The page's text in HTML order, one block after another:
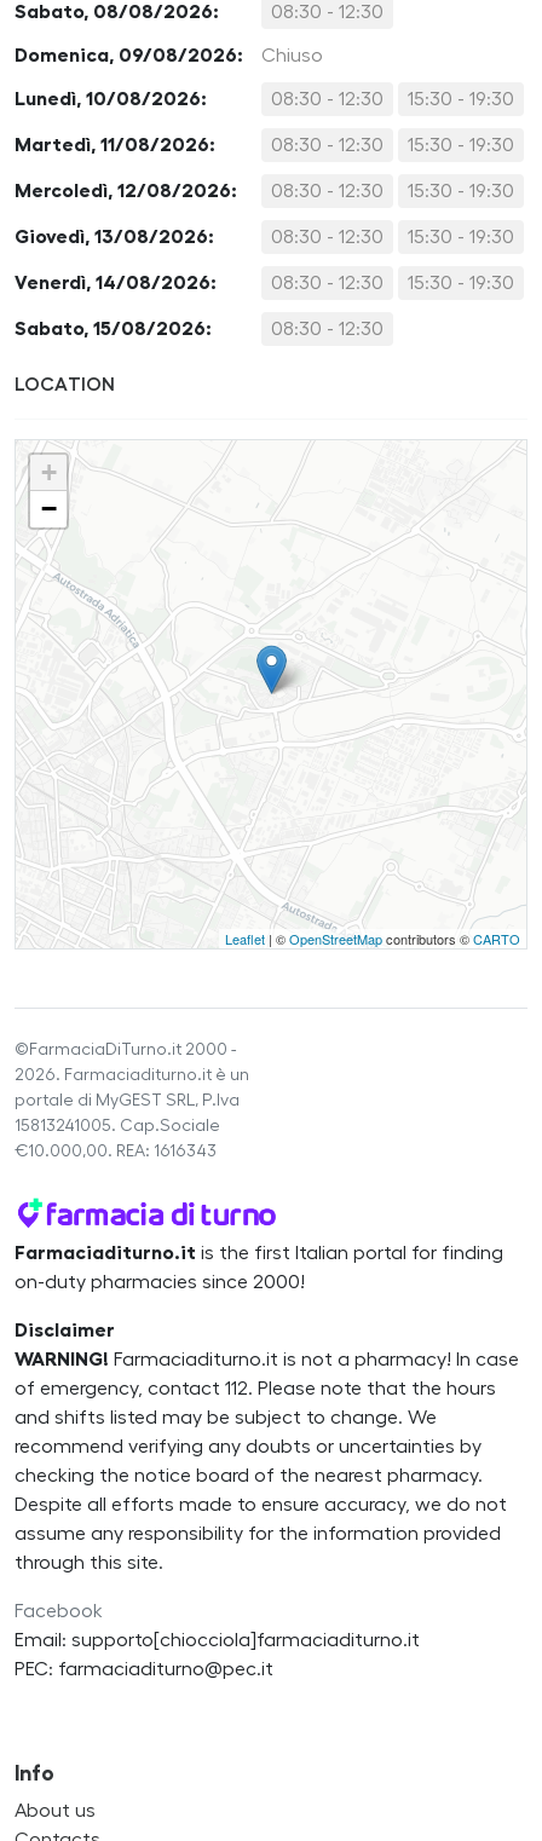
Sabato, 08/08/2026: 08:30 - 12:30
Domenica, 09/08/2026: Chiuso
Lunedì, 10/08/2026: 08:30 - 12:30 15:30 - 19:30
Martedì, 11/08/2026: 08:30 - 12:30 15:30 - 19:30
Mercoledì, 12/08/2026: 08:30 - 12:30 15:30 - 19:30
Giovedì, 13/08/2026: 08:30 - 12:30 15:30 - 19:30
Venerdì, 14/08/2026: 08:30 - 12:30 15:30 - 19:30
Sabato, 15/08/2026: 08:30 - 12:30
LOCATION
+
−
Leaflet | ©OpenStreetMapcontributors ©CARTO
©FarmaciaDiTurno.it 2000 -
2026. Farmaciaditurno.it è un
portale di MyGEST SRL, P.Iva
15813241005. Cap.Sociale
€10.000,00. REA: 1616343
Farmaciaditurno.it is the first Italian portal for finding
on-duty pharmacies since 2000!
Disclaimer
WARNING! Farmaciaditurno.it is not a pharmacy! In case
of emergency, contact 112. Please note that the hours
and shifts listed may be subject to change. We
recommend verifying any doubts or uncertainties by
checking the notice board of the nearest pharmacy.
Despite all efforts made to ensure accuracy, we do not
assume any responsibility for the information provided
through this site.
Facebook
Email: supporto[chiocciola]farmaciaditurno.it
PEC: farmaciaditurno@pec.it
Info
About us